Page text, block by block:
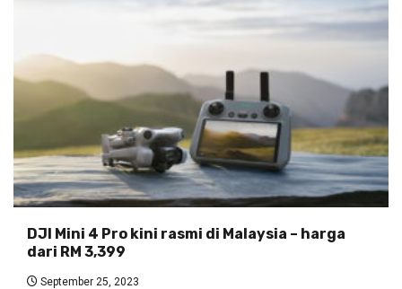
DJI Mini 4 Pro kini rasmi di Malaysia – harga
dari RM 3,399
September 25, 2023